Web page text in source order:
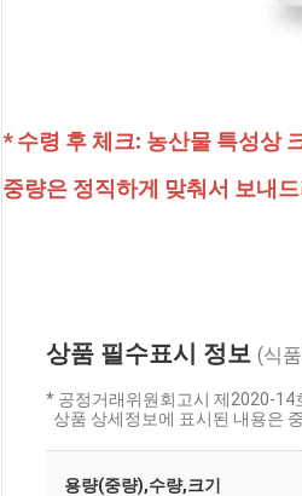
* 수령 후 체크: 농산물 특성상
중량은 정직하게 맞춰서 보내
상품 필수표시 정보 (식
* 공정거래위원회고시 제2020-14
상품 상세정보에 표시된 내용은
용량(중량),수량,크기